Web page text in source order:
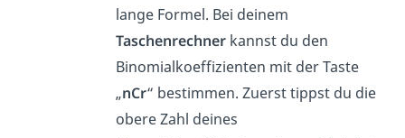
lange Formel. Bei deinem
Taschenrechner kannst du den
Binomialkoeffizienten mit der Taste
„nCr“ bestimmen. Zuerst tippst du die
obere Zahl deines